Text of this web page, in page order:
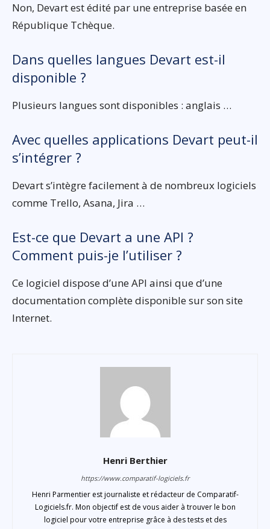
Non, Devart est édité par une entreprise basée en
République Tchèque.
Dans quelles langues Devart est-il
disponible ?
Plusieurs langues sont disponibles : anglais …
Avec quelles applications Devart peut-il
s’intégrer ?
Devart s’intègre facilement à de nombreux logiciels
comme Trello, Asana, Jira …
Est-ce que Devart a une API ?
Comment puis-je l’utiliser ?
Ce logiciel dispose d’une API ainsi que d’une
documentation complète disponible sur son site
Internet.
Henri Berthier
https://www.comparatif-logiciels.fr
Henri Parmentier est journaliste et rédacteur de Comparatif-
Logiciels.fr. Mon objectif est de vous aider à trouver le bon
logiciel pour votre entreprise grâce à des tests et des